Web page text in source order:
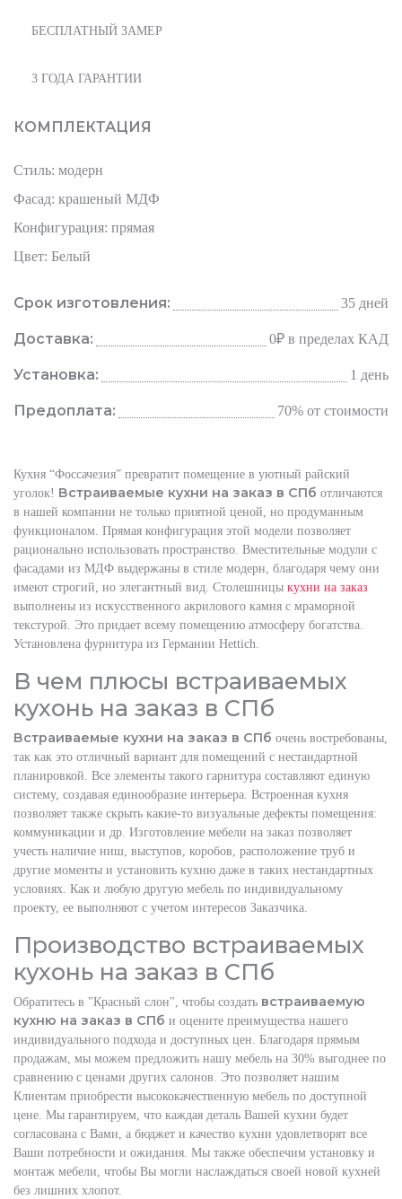
БЕСПЛАТНЫЙ ЗАМЕР
3 ГОДА ГАРАНТИИ
КОМПЛЕКТАЦИЯ
Стиль: модерн
Фасад: крашеный МДФ
Конфигурация: прямая
Цвет: Белый
Срок изготовления: 35 дней
Доставка: 0₽ в пределах КАД
Установка: 1 день
Предоплата: 70% от стоимости
Кухня “Фоссачезия” превратит помещение в уютный райский
уголок! Встраиваемые кухни на заказ в СПб отличаются
в нашей компании не только приятной ценой, но продуманным
функционалом. Прямая конфигурация этой модели позволяет
рационально использовать пространство. Вместительные модули с
фасадами из МДФ выдержаны в стиле модерн, благодаря чему они
имеют строгий, но элегантный вид. Столешницы кухни на заказ
выполнены из искусственного акрилового камня с мраморной
текстурой. Это придает всему помещению атмосферу богатства.
Установлена фурнитура из Германии Hettich.
В чем плюсы встраиваемых
кухонь на заказ в СПб
Встраиваемые кухни на заказ в СПб очень востребованы,
так как это отличный вариант для помещений с нестандартной
планировкой. Все элементы такого гарнитура составляют единую
систему, создавая единообразие интерьера. Встроенная кухня
позволяет также скрыть какие-то визуальные дефекты помещения:
коммуникации и др. Изготовление мебели на заказ позволяет
учесть наличие ниш, выступов, коробов, расположение труб и
другие моменты и установить кухню даже в таких нестандартных
условиях. Как и любую другую мебель по индивидуальному
проекту, ее выполняют с учетом интересов Заказчика.
Производство встраиваемых
кухонь на заказ в СПб
Обратитесь в "Красный слон", чтобы создать встраиваемую
кухню на заказ в СПб и оцените преимущества нашего
индивидуального подхода и доступных цен. Благодаря прямым
продажам, мы можем предложить нашу мебель на 30% выгоднее по
сравнению с ценами других салонов. Это позволяет нашим
Клиентам приобрести высококачественную мебель по доступной
цене. Мы гарантируем, что каждая деталь Вашей кухни будет
согласована с Вами, а бюджет и качество кухни удовлетворят все
Ваши потребности и ожидания. Мы также обеспечим установку и
монтаж мебели, чтобы Вы могли наслаждаться своей новой кухней
без лишних хлопот.